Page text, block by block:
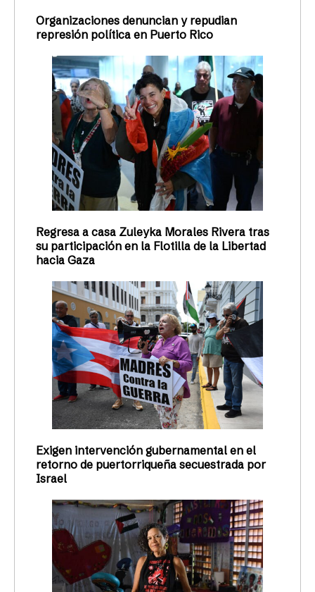
Organizaciones denuncian y repudian
represión política en Puerto Rico
Regresa a casa Zuleyka Morales Rivera tras
su participación en la Flotilla de la Libertad
hacia Gaza
Exigen intervención gubernamental en el
retorno de puertorriqueña secuestrada por
Israel